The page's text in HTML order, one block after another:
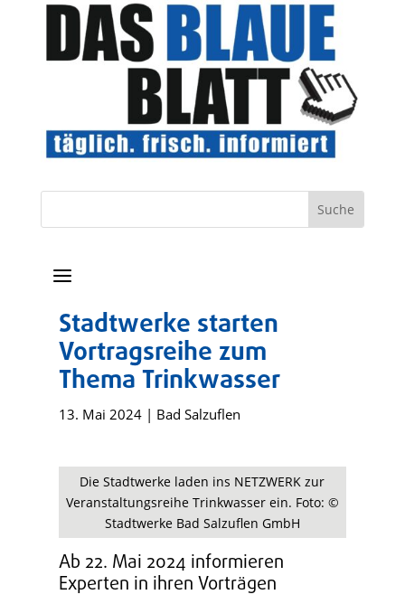
a
Stadtwerke starten
Vortragsreihe zum
Thema Trinkwasser
13. Mai 2024| Bad Salzuflen
Die Stadtwerke laden ins NETZWERK zur
Veranstaltungsreihe Trinkwasser ein. Foto: ©
Stadtwerke Bad Salzuflen GmbH
Ab 22. Mai 2024 informieren
Experten in ihren Vorträgen